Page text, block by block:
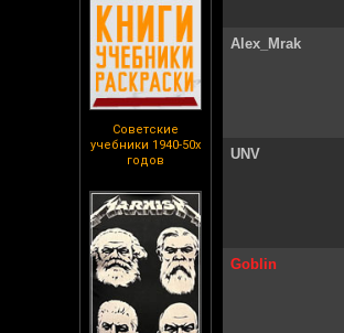
Советские
учебники 1940-50х
годов
Alex_Mrak
UNV
Goblin